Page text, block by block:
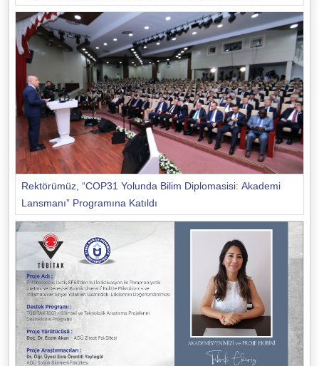
Rektörümüz, “COP31 Yolunda Bilim Diplomasisi: Akademi
Lansmanı” Programına Katıldı